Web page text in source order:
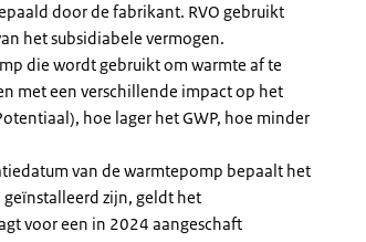
door de fabrikant. RVO gebruikt
het subsidiabele vermogen.
die wordt gebruikt om warmte af te
met een verschillende impact op het
hoe lager het GWP, hoe minder
van de warmtepomp bepaalt het
zijn, geldt het
voor een in 2024 aangeschaft